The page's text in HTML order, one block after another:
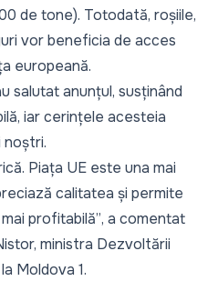
de tone). Totodată, roșiile,
vor beneficia de acces
europeană.
salutat anunțul, susținând
iar cerințele acesteia
noștri.
Piața UE este una mai
calitatea și permite
profitabilă”, a comentat
ministra Dezvoltării
la Moldova 1.